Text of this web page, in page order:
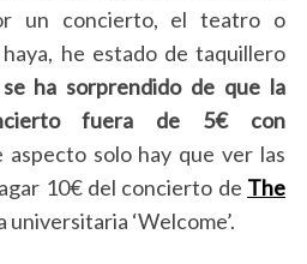
un concierto, el teatro o
he estado de taquillero
ha sorprendido de que la
fuera de 5€ con
aspecto solo hay que ver las
10€ del concierto de The
universitaria ‘Welcome’.